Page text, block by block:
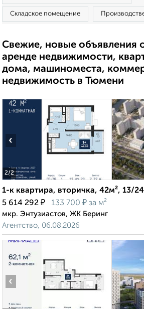
Складское помещение
Свежие, новые объявления
аренде недвижимости,
дома, машиноместа,
недвижимость в Тюмени
2/2
‹
1-к квартира, вторичка, 42м², 13/
5 614 292 ₽ 133 700 ₽ за м²
мкр. Энтузиастов, ЖК Беринг
Агентство, 06.08.2026
‹